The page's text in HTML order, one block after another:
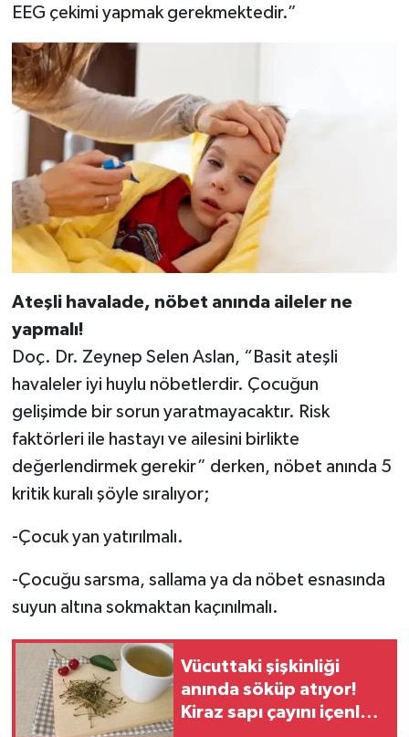
EEG çekimi yapmak gerekmektedir.”
Ateşli havalade, nöbet anında aileler ne
yapmalı!
Doç. Dr. Zeynep Selen Aslan, “Basit ateşli
havaleler iyi huylu nöbetlerdir. Çocuğun
gelişimde bir sorun yaratmayacaktır. Risk
faktörleri ile hastayı ve ailesini birlikte
değerlendirmek gerekir” derken, nöbet anında 5
kritik kuralı şöyle sıralıyor;
-Çocuk yan yatırılmalı.
-Çocuğu sarsma, sallama ya da nöbet esnasında
suyun altına sokmaktan kaçınılmalı.
Vücuttaki şişkinliği
anında söküp atıyor!
Kiraz sapı çayını içenler